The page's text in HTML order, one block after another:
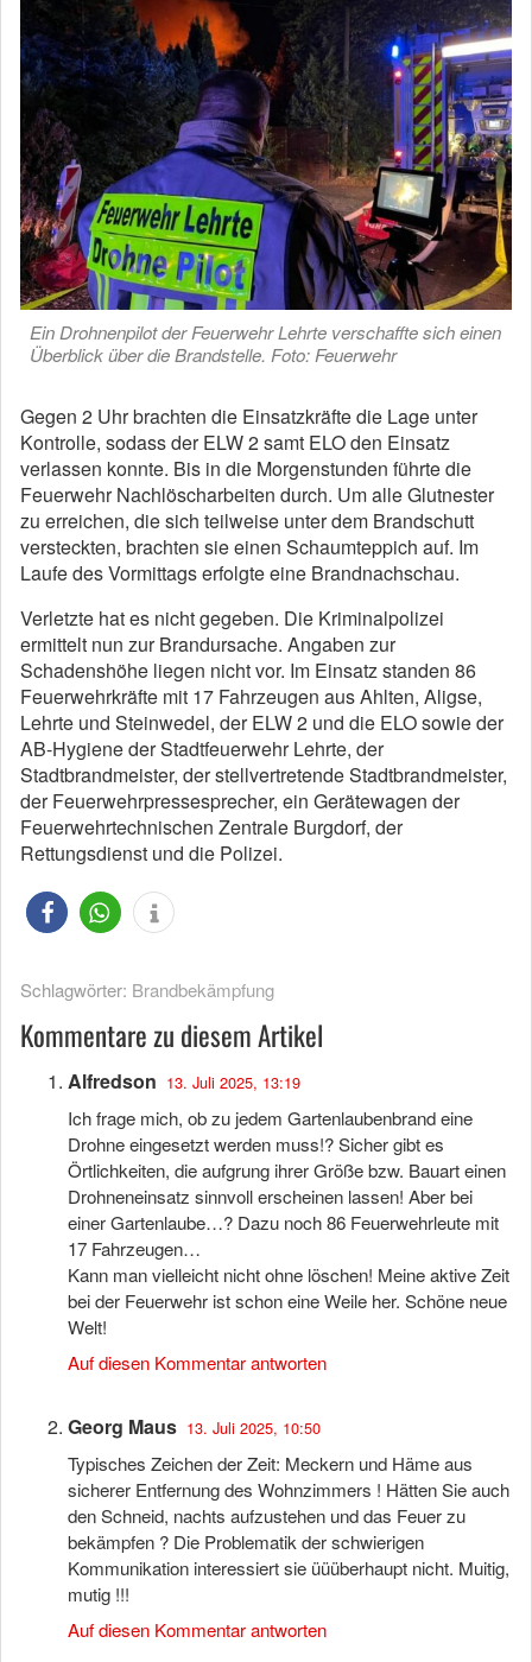
Ein Drohnenpilot der Feuerwehr Lehrte verschaffte sich einen
Überblick über die Brandstelle. Foto: Feuerwehr
Gegen 2 Uhr brachten die Einsatzkräfte die Lage unter
Kontrolle, sodass der ELW 2 samt ELO den Einsatz
verlassen konnte. Bis in die Morgenstunden führte die
Feuerwehr Nachlöscharbeiten durch. Um alle Glutnester
zu erreichen, die sich teilweise unter dem Brandschutt
versteckten, brachten sie einen Schaumteppich auf. Im
Laufe des Vormittags erfolgte eine Brandnachschau.
Verletzte hat es nicht gegeben. Die Kriminalpolizei
ermittelt nun zur Brandursache. Angaben zur
Schadenshöhe liegen nicht vor. Im Einsatz standen 86
Feuerwehrkräfte mit 17 Fahrzeugen aus Ahlten, Aligse,
Lehrte und Steinwedel, der ELW 2 und die ELO sowie der
AB-Hygiene der Stadtfeuerwehr Lehrte, der
Stadtbrandmeister, der stellvertretende Stadtbrandmeister,
der Feuerwehrpressesprecher, ein Gerätewagen der
Feuerwehrtechnischen Zentrale Burgdorf, der
Rettungsdienst und die Polizei.
Schlagwörter: Brandbekämpfung
Kommentare zu diesem Artikel
Alfredson 13. Juli 2025, 13:19
Ich frage mich, ob zu jedem Gartenlaubenbrand eine
Drohne eingesetzt werden muss!? Sicher gibt es
Örtlichkeiten, die aufgrung ihrer Größe bzw. Bauart einen
Drohneneinsatz sinnvoll erscheinen lassen! Aber bei
einer Gartenlaube…? Dazu noch 86 Feuerwehrleute mit
17 Fahrzeugen…
Kann man vielleicht nicht ohne löschen! Meine aktive Zeit
bei der Feuerwehr ist schon eine Weile her. Schöne neue
Welt!
Auf diesen Kommentar antworten
Georg Maus 13. Juli 2025, 10:50
Typisches Zeichen der Zeit: Meckern und Häme aus
sicherer Entfernung des Wohnzimmers ! Hätten Sie auch
den Schneid, nachts aufzustehen und das Feuer zu
bekämpfen ? Die Problematik der schwierigen
Kommunikation interessiert sie üüüberhaupt nicht. Muitig,
mutig !!!
Auf diesen Kommentar antworten